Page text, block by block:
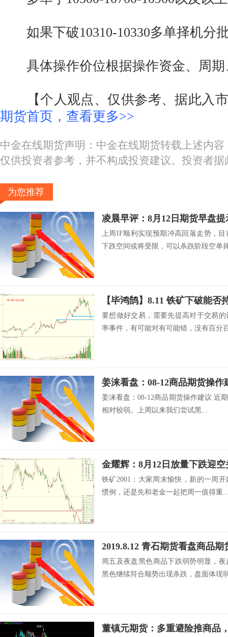
如果下破10310-10330多单择机分
具体操作价位根据操作资金、周期
【个人观点、仅供参考、据此入市
期货首页，查看更多>>
中金在线期货声明：中金在线期货转载上述内
仅供投资者参考，并不构成投资建议。投资者
为您推荐
凌晨早评：8月12日期货早盘提
上周IF顺利实现预期冲高回落走势，
下跌空间或将受限，可以杀跌阶段空单
【毕鸿鹄】8.11 铁矿下破能否
要想做好交易，需要先提高对于交易
率事件，有可能对有可能错，没有百分
姜涞看盘：08-12商品期货操作
姜涞看盘：08-12商品期货操作建议 近
相对较弱。上周以来我们尝试黑...
金耀辉：8月12日放量下跌
铁矿2001：大家周末愉快，新的一周
惯例，还是先和老金一起把周一值得重
2019.8.12 青石期货看盘商品期
周五及夜盘黑色商品下跌弱势明显，
黑色继续符合顺势出现杀跌，盘面体现
董镇元期货：多重避险推商品